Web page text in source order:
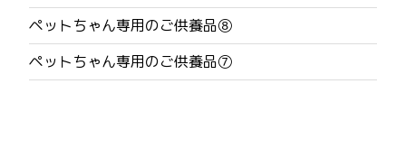
ー
シ
ョ
ペットちゃん専用のご供養品⑧
ペットちゃん専用のご供養品⑦